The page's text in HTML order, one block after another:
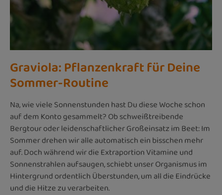
Graviola: Pflanzenkraft für Deine
Sommer-Routine
Na, wie viele Sonnenstunden hast Du diese Woche schon
auf dem Konto gesammelt? Ob schweißtreibende
Bergtour oder leidenschaftlicher Großeinsatz im Beet: Im
Sommer drehen wir alle automatisch ein bisschen mehr
auf. Doch während wir die Extraportion Vitamine und
Sonnenstrahlen aufsaugen, schiebt unser Organismus im
Hintergrund ordentlich Überstunden, um all die Eindrücke
und die Hitze zu verarbeiten.